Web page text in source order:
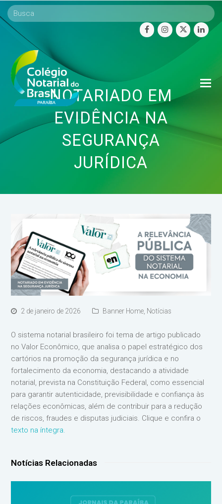
facebookinstagram
twitter
NOTARIADO EM
EVIDÊNCIA NA
SEGURANÇA
JURÍDICA
2 de janeiro de 2026 Banner Home, Notícias
O sistema notarial brasileiro foi tema de artigo publicado
no Valor Econômico, que analisa o papel estratégico dos
cartórios na promoção da segurança jurídica e no
fortalecimento da economia, destacando a atividade
notarial, prevista na Constituição Federal, como essencial
para garantir autenticidade, previsibilidade e confiança às
relações econômicas, além de contribuir para a redução
de riscos, fraudes e disputas judiciais. Clique e confira o
texto na íntegra.
Notícias Relacionadas